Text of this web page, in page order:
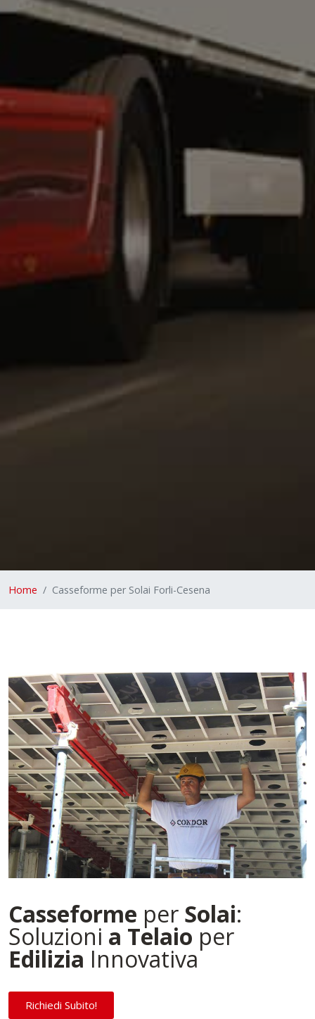
Home Casseforme per Solai Forli-Cesena
Casseforme per Solai:
Soluzioni a Telaio per
Edilizia Innovativa
Richiedi Subito!